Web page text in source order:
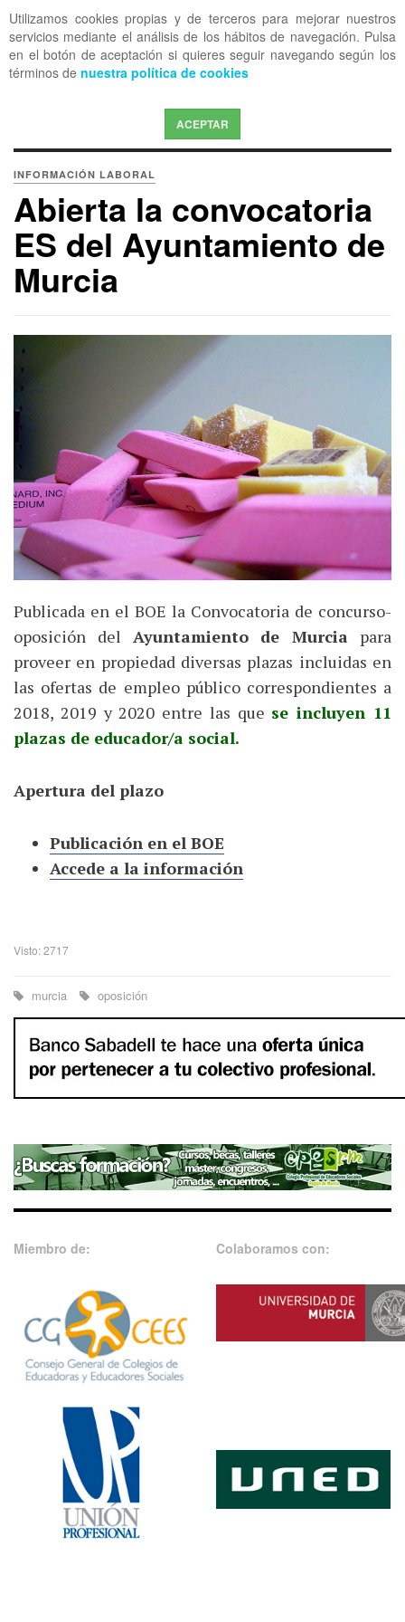
Utilizamos cookies propias y de terceros para mejorar nuestros
servicios mediante el análisis de los hábitos de navegación. Pulsa
en el botón de aceptación si quieres seguir navegando según los
términos de nuestra política de cookies
ACEPTAR
OFF CANVAS
INFORMACIÓN LABORAL
Abierta la convocatoria
ES del Ayuntamiento de
Murcia
Publicada en el BOE la Convocatoria de concurso-
oposición del Ayuntamiento de Murcia para
proveer en propiedad diversas plazas incluidas en
las ofertas de empleo público correspondientes a
2018, 2019 y 2020 entre las que se incluyen 11
plazas de educador/a social.
Apertura del plazo
Publicación en el BOE
Accede a la información
Visto: 2717
murcia oposición
Miembro de: Colaboramos con: